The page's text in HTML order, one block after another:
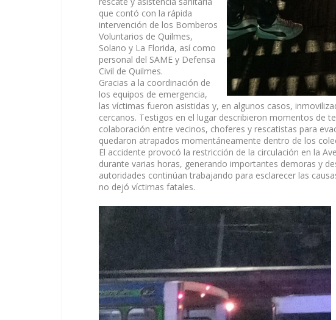
que contó con la rápida
intervención de los Bomberos
Voluntarios de Quilmes,
Solano y La Florida, así como
personal del SAME y Defensa
Civil de Quilmes.
Gracias a la coordinación de
los equipos de emergencia,
las víctimas fueron asistidas y, en algunos casos,
cercanos. Testigos en el lugar describieron momentos de
colaboración entre vecinos, choferes y rescatistas para
quedaron atrapados momentáneamente dentro de los
El accidente provocó la restricción de la circulación en la
durante varias horas, generando importantes demoras y
autoridades continúan trabajando para esclarecer las
no dejó víctimas fatales.